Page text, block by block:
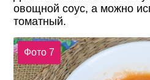
овощной соус, а можно
томатный.
Фото 7